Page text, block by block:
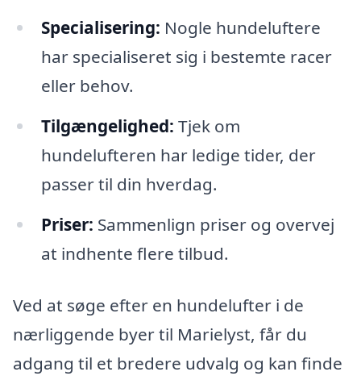
Specialisering: Nogle hundeluftere
har specialiseret sig i bestemte racer
eller behov.
Tilgængelighed: Tjek om
hundelufteren har ledige tider, der
passer til din hverdag.
Priser: Sammenlign priser og overvej
at indhente flere tilbud.
Ved at søge efter en hundelufter i de
nærliggende byer til Marielyst, får du
adgang til et bredere udvalg og kan finde